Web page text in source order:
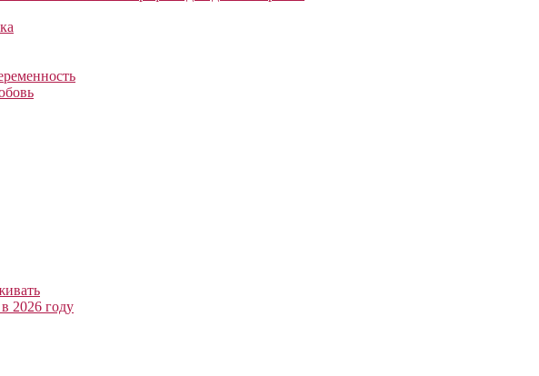
2026 году